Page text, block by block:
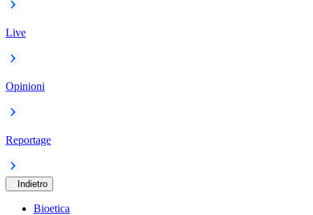
Live
Opinioni
Reportage
Indietro
Bioetica